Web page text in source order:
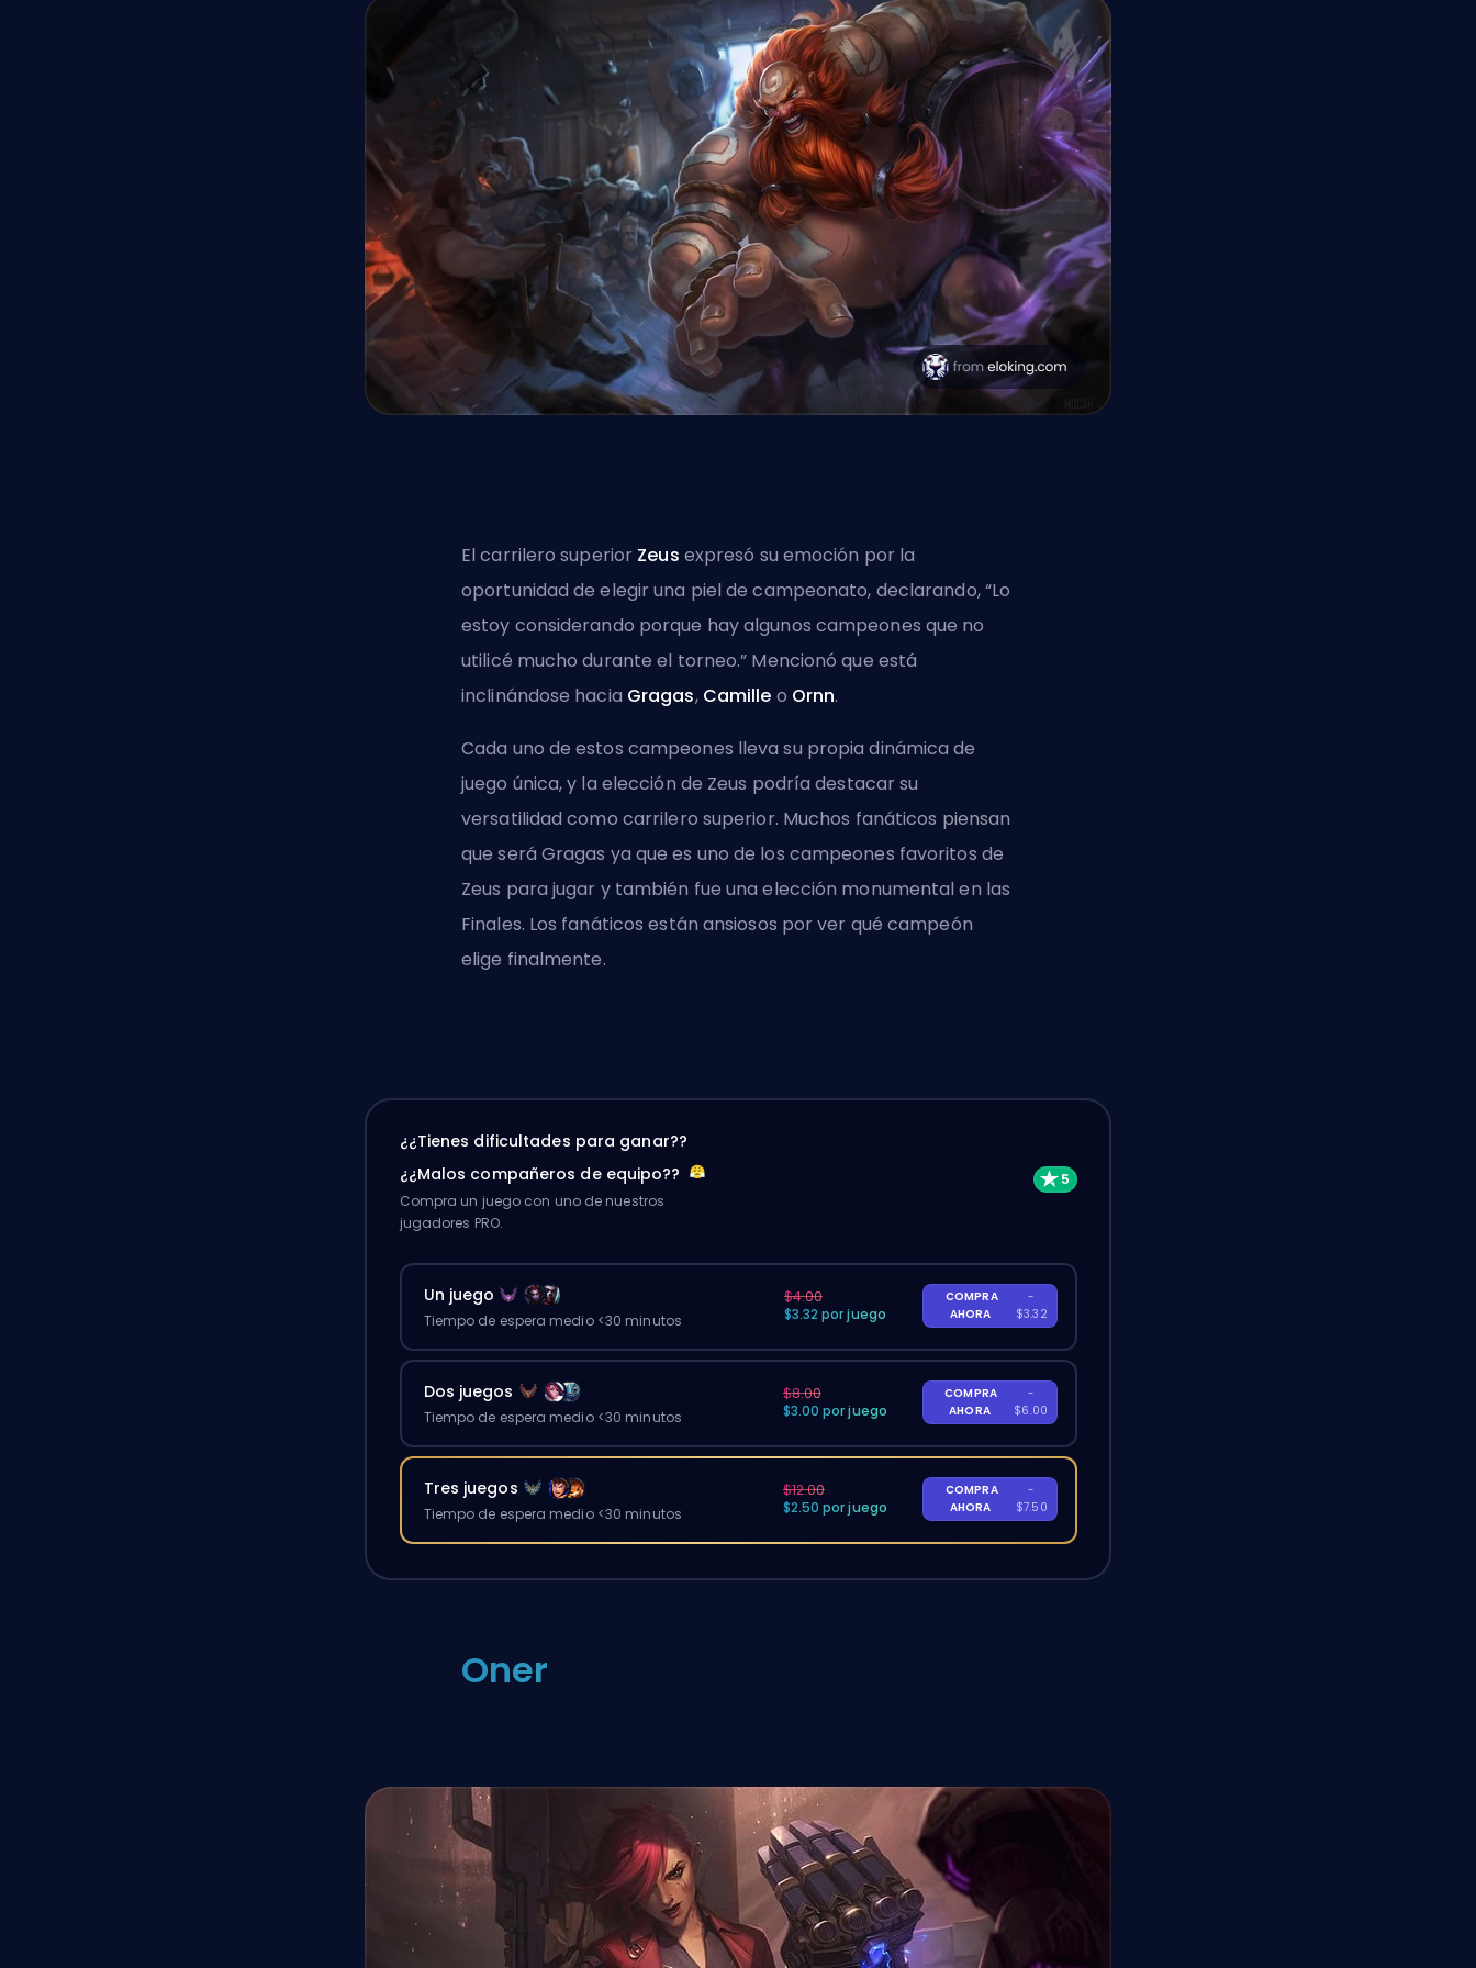
El carrilero superior Zeus expresó su emoción por la
oportunidad de elegir una piel de campeonato, declarando, “Lo
estoy considerando porque hay algunos campeones que no
utilicé mucho durante el torneo.” Mencionó que está
inclinándose hacia Gragas, Camille o Ornn.
Cada uno de estos campeones lleva su propia dinámica de
juego única, y la elección de Zeus podría destacar su
versatilidad como carrilero superior. Muchos fanáticos piensan
que será Gragas ya que es uno de los campeones favoritos de
Zeus para jugar y también fue una elección monumental en las
Finales. Los fanáticos están ansiosos por ver qué campeón
elige finalmente.
¿¿Tienes dificultades para ganar??
¿¿Malos compañeros de equipo??
Compra un juego con uno de nuestros
jugadores PRO.
Un juego
Tiempo de espera medio <30 minutos
$4.00
$3.32 por juego
COMPRA
AHORA
-
$3.32
Dos juegos
Tiempo de espera medio <30 minutos
$8.00
$3.00 por juego
COMPRA
AHORA
-
$6.00
Tres juegos
Tiempo de espera medio <30 minutos
$12.00
$2.50 por juego
COMPRA
AHORA
-
$7.50
Oner